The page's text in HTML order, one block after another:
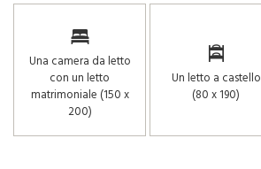
Una camera da letto
con un letto
matrimoniale (150 x
200)
Un letto a castello
(80 x 190)